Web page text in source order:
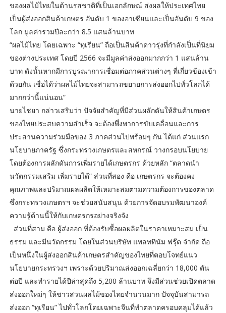
ของผลไม้ไทยในด้านรสชาติที่เป็นเอกลักษณ์ ส่งผลให้ประเทศไทย
เป็นผู้ส่งออกสินค้าเกษตร อันดับ 1 ของอาเซียนและเป็นอันดับ 9 ของ
โลก มูลค่ารวมปีละกว่า 8.5 แสนล้านบาท
“ผลไม้ไทย โดยเฉพาะ “ทุเรียน” ถือเป็นสินค้าดาวรุ่งที่กำลังเป็นที่นิยม
ของต่างประเทศ โดยปี 2566 จะมีมูลค่าส่งออกมากกว่า 1 แสนล้าน
บาท ดังนั้นหากมีการบูรณาการเชื่อมต่อภาคส่วนต่างๆ ที่เกี่ยวข้องเข้า
ด้วยกัน เชื่อได้ว่าผลไม้ไทยจะสามารถขยายการส่งออกไปทั่วโลกได้
มากกว่านี้แน่นอน”
นายไชยา กล่าวเสริมว่า ปัจจัยสำคัญที่มีส่วนผลักดันให้สินค้าเกษตร
ของไทยประสบความสำเร็จ จะต้องพึ่งพาการขับเคลื่อนและการ
ประสานความร่วมมือของ 3 ภาคส่วนไปพร้อมๆ กัน ได้แก่ ส่วนแรก
นโยบายภาครัฐ ซึ่งกระทรวงเกษตรและสหกรณ์ วางกรอบนโยบาย
โดยต้องการผลักดันการเพิ่มรายได้เกษตรกร ด้วยหลัก “ตลาดนำ
นวัตกรรมเสริม เพิ่มรายได้” ส่วนที่สอง คือ เกษตรกร จะต้องคง
คุณภาพและปริมาณผลผลิตให้เหมาะสมตามความต้องการของตลาด
ซึ่งกระทรวงเกษตรฯ จะช่วยสนับสนุน ด้วยการจัดอบรมพัฒนาองค์
ความรู้ด้านนี้ให้กับเกษตรกรอย่างจริงจัง
ส่วนที่สาม คือ ผู้ส่งออก ที่ต้องรับซื้อผลผลิตในราคาเหมาะสม เป็น
ธรรม และมีนวัตกรรม โดยในส่วนบริษัท แพลททินัม ฟรุ๊ต จำกัด ถือ
เป็นหนึ่งในผู้ส่งออกสินค้าเกษตรสำคัญของไทยที่ตอบโจทย์แนว
นโยบายกระทรวงฯ เพราะด้วยปริมาณส่งออกเฉลี่ยกว่า 18,000 ตัน
ต่อปี และทำรายได้ปีล่าสุดถึง 5,200 ล้านบาท จึงมีส่วนช่วยเปิดตลาด
ส่งออกใหม่ๆ ให้ชาวสวนผลไม้ของไทยจำนวนมาก ปัจจุบันสามารถ
ส่งออก “ทุเรียน” ไปทั่วโลกโดยเฉพาะจีนที่ทำตลาดครอบคลุมได้แล้ว